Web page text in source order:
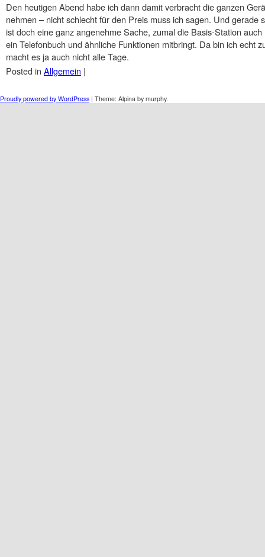
Den heutigen Abend habe ich dann damit verbracht die ganzen
nehmen – nicht schlecht für den Preis muss ich sagen. Und gerade
ist doch eine ganz angenehme Sache, zumal die Basis-Station
ein Telefonbuch und ähnliche Funktionen mitbringt. Da bin ich echt
macht es ja auch nicht alle Tage.
Posted in Allgemein |
Proudly powered by WordPress | Theme: Alpina by murphy.